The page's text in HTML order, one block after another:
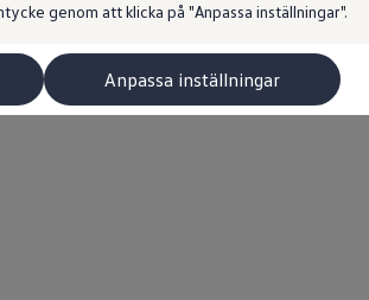
genom att klicka på "Anpassa inställningar".
Anpassa inställningar